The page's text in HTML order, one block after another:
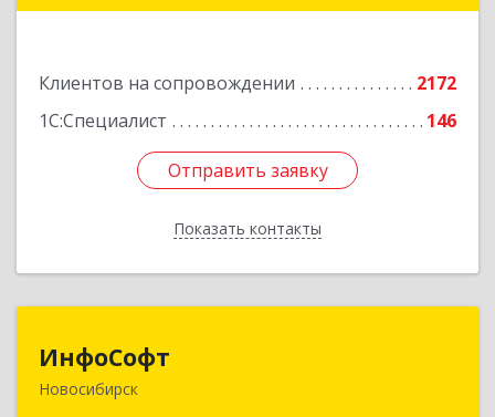
Клиентов на сопровождении
2172
1С:Специалист
146
Отправить заявку
Показать контакты
Подробнее
Отправить заявку
Назад
ИнфоСофт
Новосибирск
630091, Новосибирская обл, Новосибирск г,